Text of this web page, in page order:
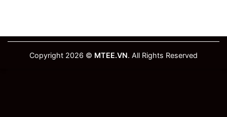
Copyright 2026 © MTEE.VN. All Rights Reserved